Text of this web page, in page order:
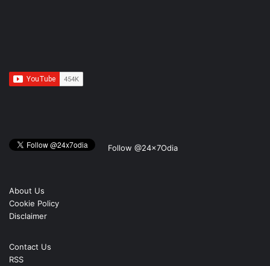
Follow @24x7Odia
About Us
Cookie Policy
Disclaimer
Contact Us
RSS